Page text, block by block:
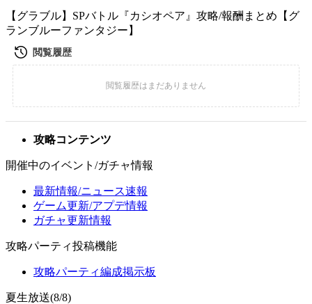
【グラブル】SPバトル『カシオペア』攻略/報酬まとめ【グ
ランブルーファンタジー】
攻略コンテンツ
開催中のイベント/ガチャ情報
最新情報/ニュース速報
ゲーム更新/アプデ情報
ガチャ更新情報
攻略パーティ投稿機能
攻略パーティ編成掲示板
夏生放送(8/8)